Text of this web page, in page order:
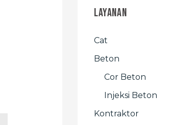
Layanan
Cat
Beton
Cor Beton
Injeksi Beton
Kontraktor